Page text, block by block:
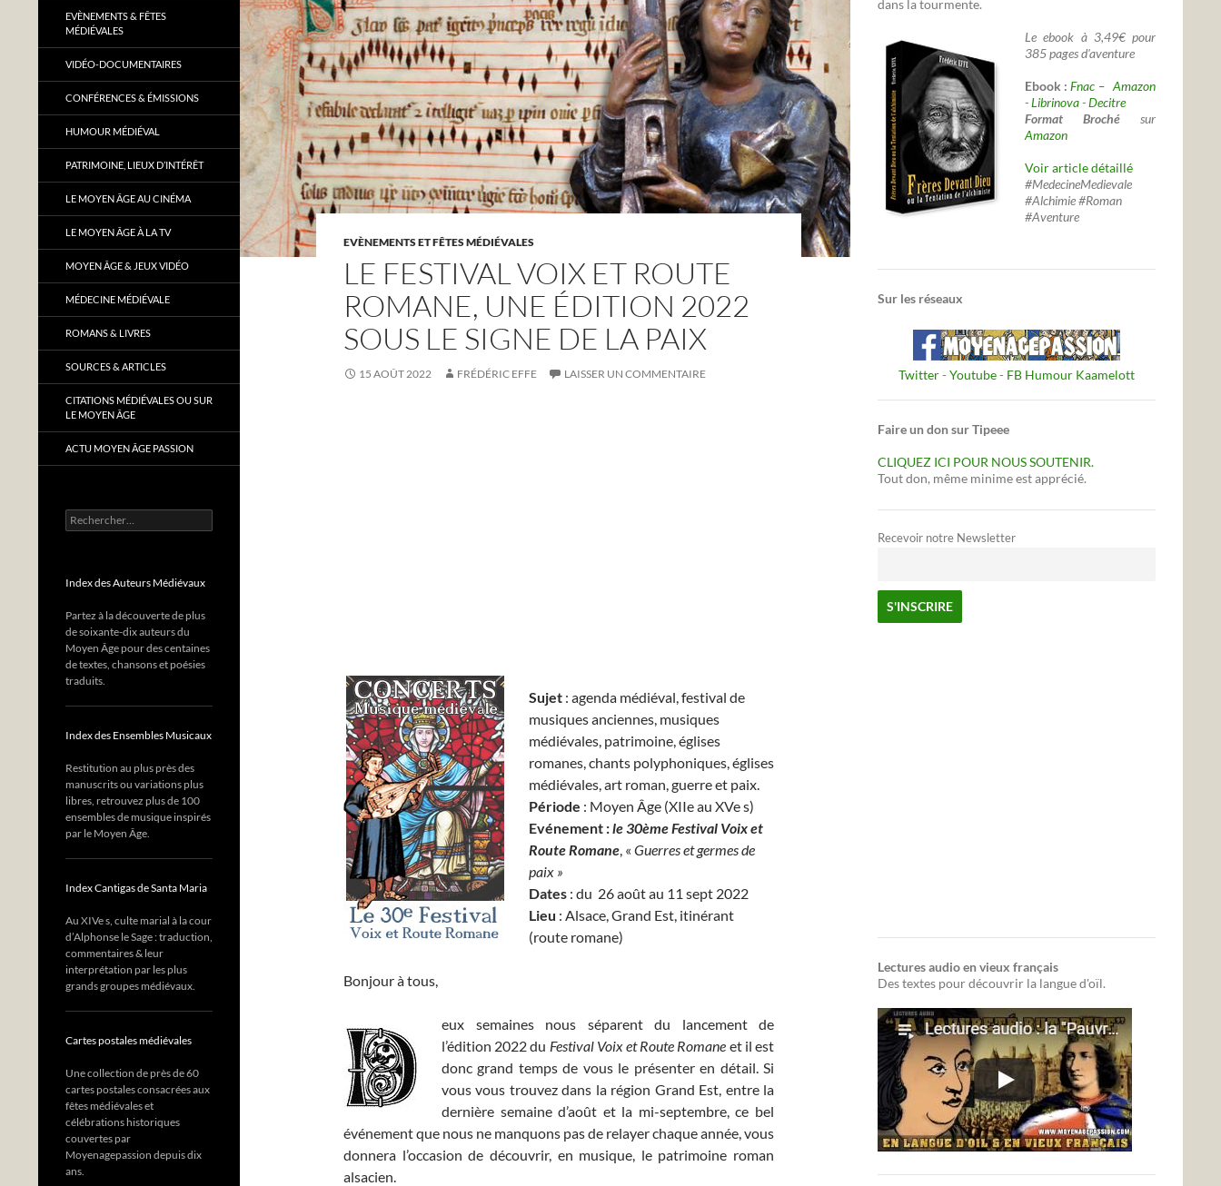
EVÈNEMENTS ET FÊTES MÉDIÉVALES
LE FESTIVAL VOIX ET ROUTE
ROMANE, UNE ÉDITION 2022
SOUS LE SIGNE DE LA PAIX
15 AOÛT 2022 FRÉDÉRIC EFFE LAISSER UN COMMENTAIRE
Sujet : agenda médiéval, festival de
musiques anciennes, musiques
médiévales, patrimoine, églises
romanes, chants polyphoniques, églises
médiévales, art roman, guerre et paix.
Période : Moyen Âge (XIIe au XVe s)
Evénement :le 30èmeFestival Voix et
Route Romane, « Guerres et germes de
paix »
Dates : du 26 août au 11 sept 2022
Lieu : Alsace, Grand Est, itinérant
(route romane)
Bonjour à tous,
eux semaines nous séparent du lancement de
l’édition 2022 du Festival Voix et Route Romane et il est
donc grand temps de vous le présenter en détail. Si
vous vous trouvez dans la région Grand Est, entre la
dernière semaine d’août et la mi-septembre, ce bel
événement que nous ne manquons pas de relayer chaque année, vous
donnera l’occasion de découvrir, en musique, le patrimoine roman
alsacien.
dans la tourmente.
Le ebook à 3,49€ pour
385 pages d'aventure
Ebook :Fnac – Amazon
-Librinova-Decitre
Format Broché sur
Amazon
Voir article détaillé
#MedecineMedievale
#Alchimie #Roman
#Aventure
Sur les réseaux
Twitter- Youtube- FB Humour Kaamelott
Faire un don sur Tipeee
CLIQUEZ ICI POUR NOUS SOUTENIR.
Tout don, même minime est apprécié.
Recevoir notre Newsletter
Lectures audio en vieux français
Des textes pour découvrir la langue d'oïl.
EVÈNEMENTS & FÊTES
MÉDIÉVALES
VIDÉO-DOCUMENTAIRES
CONFÉRENCES & ÉMISSIONS
HUMOUR MÉDIÉVAL
PATRIMOINE, LIEUX D’INTÉRÊT
LE MOYEN ÂGE AU CINÉMA
LE MOYEN ÂGE À LA TV
MOYEN ÂGE & JEUX VIDÉO
MÉDECINE MÉDIÉVALE
ROMANS & LIVRES
SOURCES & ARTICLES
CITATIONS MÉDIÉVALES OU SUR
LE MOYEN ÂGE
ACTU MOYEN ÂGE PASSION
Rechercher :
Index des Auteurs Médiévaux
Partez à la découverte de plus
de soixante-dix auteurs du
Moyen Âge pour des centaines
de textes, chansons et poésies
traduits.
Index des Ensembles Musicaux
Restitution au plus près des
manuscrits ou variations plus
libres, retrouvez plus de 100
ensembles de musique inspirés
par le Moyen Âge.
Index Cantigas de Santa Maria
Au XIVe s, culte marial à la cour
d’Alphonse le Sage : traduction,
commentaires & leur
interprétation par les plus
grands groupes médiévaux.
Cartes postales médiévales
Une collection de près de 60
cartes postales consacrées aux
fêtes médiévales et
célébrations historiques
couvertes par
Moyenagepassion depuis dix
ans.